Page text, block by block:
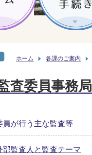
ホーム 各課のご案内
査委員事務局
員が行う主な監査等
部監査人と監査テーマ